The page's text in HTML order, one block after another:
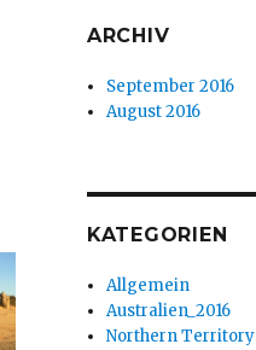
ARCHIV
September 2016
August 2016
KATEGORIEN
Allgemein
Australien_2016
Northern Territory